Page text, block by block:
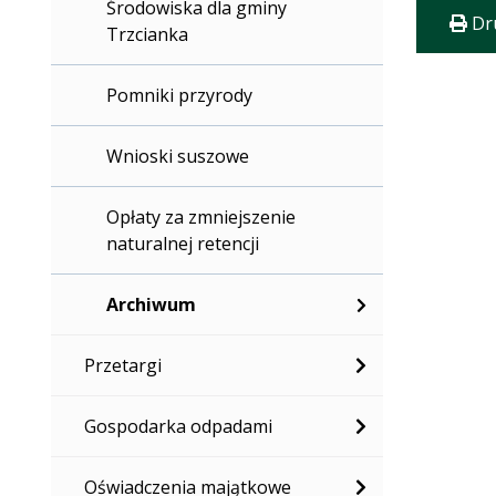
Środowiska dla gminy
Trzcianka
Pomniki przyrody
Wnioski suszowe
Opłaty za zmniejszenie
naturalnej retencji
Archiwum
Przetargi
Gospodarka odpadami
Oświadczenia majątkowe